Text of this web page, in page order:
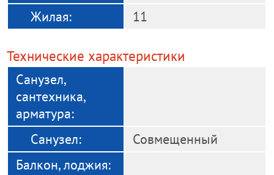
Жилая:
11
Технические характеристики
Санузел,
сантехника,
арматура:
Cанузел:
Совмещенный
Балкон, лоджия: